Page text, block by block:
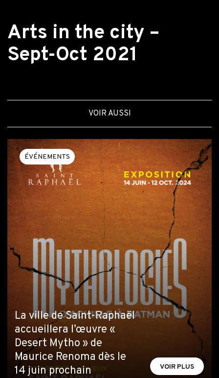
Arts in the city –
Sept-Oct 2021
VOIR AUSSI
ÉVÉNEMENTS
La ville de Saint-Raphaël
accueillera l’œuvre «
Desert Mytho » de
Maurice Renoma dès le
14 juin prochain
VOIR PLUS